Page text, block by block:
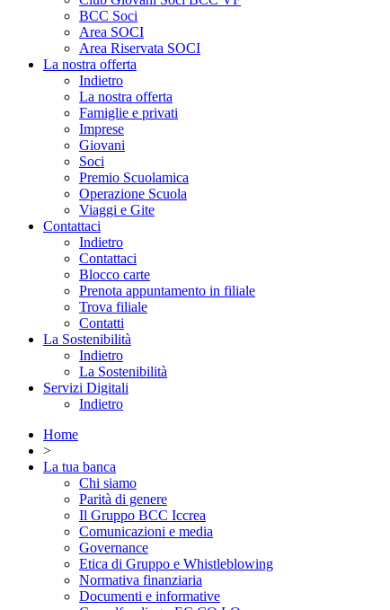
BCC Soci
Area SOCI
Area Riservata SOCI
La nostra offerta
Indietro
La nostra offerta
Famiglie e privati
Imprese
Giovani
Soci
Premio Scuolamica
Operazione Scuola
Viaggi e Gite
Contattaci
Indietro
Contattaci
Blocco carte
Prenota appuntamento in filiale
Trova filiale
Contatti
La Sostenibilità
Indietro
La Sostenibilità
Servizi Digitali
Indietro
Home
>
La tua banca
Chi siamo
Parità di genere
Il Gruppo BCC Iccrea
Comunicazioni e media
Governance
Etica di Gruppo e Whistleblowing
Normativa finanziaria
Documenti e informative